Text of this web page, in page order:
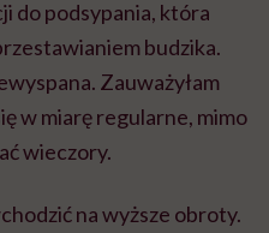
do podsypania, która
budzika.
Zauważyłam
w miarę regularne, mimo
wieczory.
na wyższe obroty.